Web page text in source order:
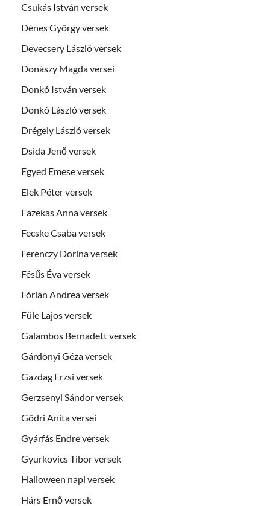
Csukás István versek
Dénes György versek
Devecsery László versek
Donászy Magda versei
Donkó István versek
Donkó László versek
Drégely László versek
Dsida Jenő versek
Egyed Emese versek
Elek Péter versek
Fazekas Anna versek
Fecske Csaba versek
Ferenczy Dorina versek
Fésűs Éva versek
Fórián Andrea versek
Füle Lajos versek
Galambos Bernadett versek
Gárdonyi Géza versek
Gazdag Erzsi versek
Gerzsenyi Sándor versek
Gödri Anita versei
Gyárfás Endre versek
Gyurkovics Tibor versek
Halloween napi versek
Hárs Ernő versek